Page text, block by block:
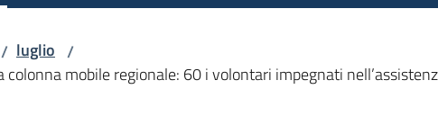
/ luglio /
colonna mobile regionale: 60 i volontari impegnati